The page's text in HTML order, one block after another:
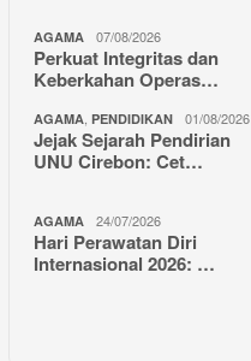
AGAMA 07/08/2026
Perkuat Integritas dan
Keberkahan Operas…
AGAMA PENDIDIKAN 01/08/2026
Jejak Sejarah Pendirian
UNU Cirebon: Cet…
AGAMA 24/07/2026
Hari Perawatan Diri
Internasional 2026: …